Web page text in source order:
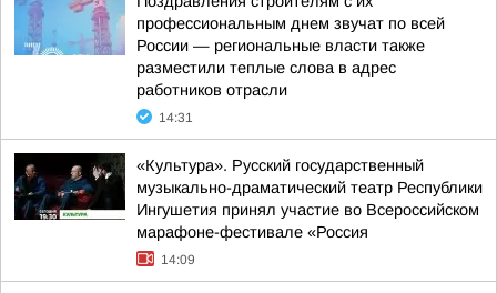
профессиональным днем звучат по всей
России — региональные власти также
разместили теплые слова в адрес
работников отрасли
14:31
«Культура». Русский государственный
музыкально-драматический театр Республики
Ингушетия принял участие во Всероссийском
марафоне-фестивале «Россия
14:09